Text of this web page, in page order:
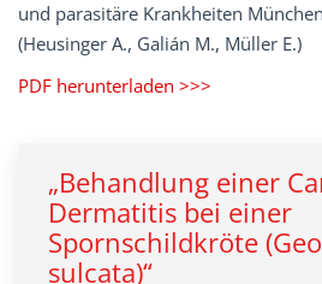
und parasitäre Krankheiten
(Heusinger A., Galián M., Müller E.)
PDF herunterladen >>>
„Behandlung einer
Dermatitis bei einer
Spornschildkröte
sulcata)“